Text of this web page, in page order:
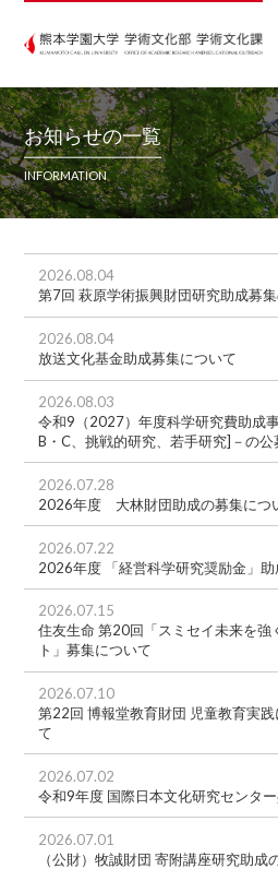
お知らせの一覧
INFORMATION
2026.08.04
第7回 萩原学術振興財団研究助成募
2026.08.04
放送文化基金助成募集について
2026.08.03
令和9（2027）年度科学研究費助成
B・C、挑戦的研究、若手研究]－の公
2026.07.28
2026年度 大林財団助成の募集につ
2026.07.22
2026年度 「経営科学研究奨励金」
2026.07.15
住友生命 第20回「スミセイ未来を強
ト」募集について
2026.07.10
第22回 博報堂教育財団 児童教育実
て
2026.07.02
令和9年度 国際日本文化研究センタ
2026.07.01
（公財）牧誠財団 寄附講座研究助成